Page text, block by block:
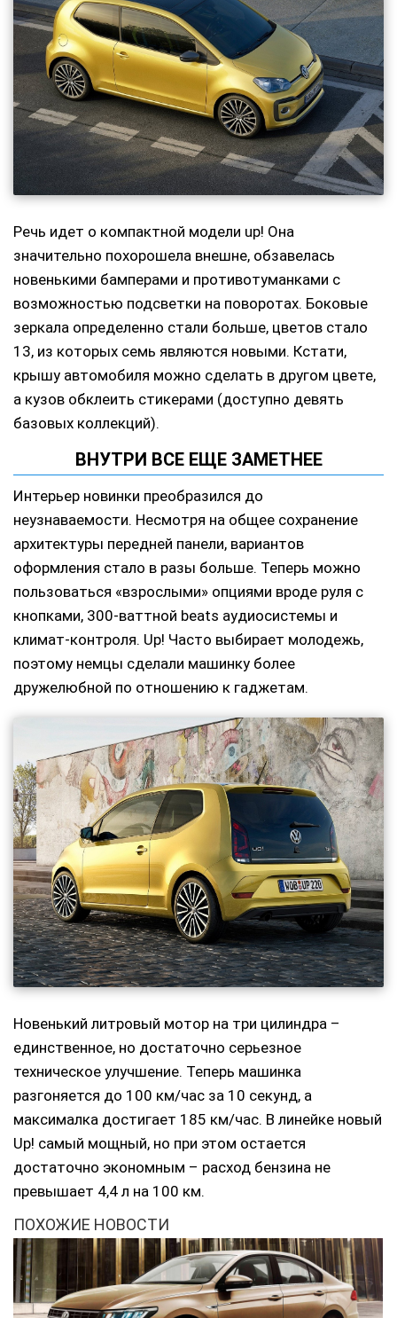
Речь идет о компактной модели up! Она
значительно похорошела внешне, обзавелась
новенькими бамперами и противотуманками с
возможностью подсветки на поворотах. Боковые
зеркала определенно стали больше, цветов стало
13, из которых семь являются новыми. Кстати,
крышу автомобиля можно сделать в другом цвете,
а кузов обклеить стикерами (доступно девять
базовых коллекций).
ВНУТРИ ВСЕ ЕЩЕ ЗАМЕТНЕЕ
Интерьер новинки преобразился до
неузнаваемости. Несмотря на общее сохранение
архитектуры передней панели, вариантов
оформления стало в разы больше. Теперь можно
пользоваться «взрослыми» опциями вроде руля с
кнопками, 300-ваттной beats аудиосистемы и
климат-контроля. Up! Часто выбирает молодежь,
поэтому немцы сделали машинку более
дружелюбной по отношению к гаджетам.
Новенький литровый мотор на три цилиндра –
единственное, но достаточно серьезное
техническое улучшение. Теперь машинка
разгоняется до 100 км/час за 10 секунд, а
максималка достигает 185 км/час. В линейке новый
Up! самый мощный, но при этом остается
достаточно экономным – расход бензина не
превышает 4,4 л на 100 км.
ПОХОЖИЕ НОВОСТИ